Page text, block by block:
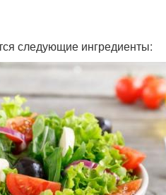
Салат с рисом
Салат из
капусты
следующие ингредиенты: